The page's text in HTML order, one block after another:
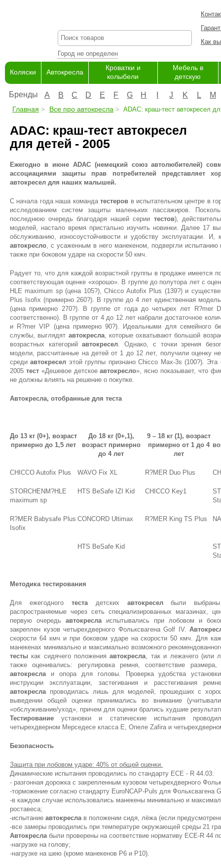
Город не определен
Как
Коляски Автокресла
Кроватки и
колыбели
Мебель в
детскую
Бренды A B C D E F G H J K L M
Главная Все про автокресла ADAC: краш-тест автокресел
ADAC: краш-тест автокресел
для детей - 2005
Ежегодно в июне ADAC (немецкий союз автолюбителей)
ассоциациями защиты прав потребителей представляет
автокресел для наших малышей.
С начала года наша командатестеров в испытательном центре в
исследованием систем защиты маленьких пассажиров.
последнюю очередь благодаря нашей серии тестов),
моделей, настало время пристально изучить новинки. Далее 17
обслуживанию, износоустойчивости и удобству эксплуатации. И,
автокресло, с усаженным в него манекеном, подвергли
также при боковом ударе на скорости 50 кмч.
Радует то, что для каждой возрастной группы в продаже имеется
соответствующая оценке «хорошо». В группе до полутора лет с
HLE maximum sp (цена 105?), Chicco Autofix Plus (139?) и
Plus Isofix (примерно 260?). В группе до 4 лет единственная
(цена примерно 270?). В группе от года до четырех лет R?mer
соответственно). В группе от 4 до 12 лет набрали достаточное
и R?mer VIP (цена примерно 90?). Идеальными для семейного
службы, выглядят автокресла, которые охватывают большой
возрастных категорийавтокресел. Однако, с точки зрения
модели, рассчитанные на детей от 1 до 12 лет, получили оценку
средиавтокресел этой группы признано Chicco Max-3s (100?).
2005 тест«Дешевое детскоеавтокресло», ясно показывает, что
не должны влиять на решение о покупке.
Автокресла, отобранные для теста
До 13 кг (0+), возраст
примерно до 1,5 лет
До 18 кг (0+,1),
возраст примерно
до 4 лет
9 – 18 кг (1), возраст
примерно от 1 до 4
лет
CHICCO Autofix Plus WAVO Fix XL R?MER Duo Plus
STORCHENM?HLE
maximum sp
HTS BeSafe IZI Kid CHICCO Key1
R?MER Babysafe Plus
Isofix
CONCORD Ultimax R?MER King TS Plus
HTS BeSafe Kid
Методика тестирования
Для ежегодного теста детских автокреселбыли выбраны
распространяемые через сеть специализированных магазинах,
первую очередь автокреслаиспытывались при лобовом и
закреплен кузов четырехдверного Фольксвагена Golf IV.
скорости 64 кмч и при боковом ударе на скорости 50 кмч. Для
манекенах минимально и максимально возможного
тесты как сидячего положенияавтокресла, так и лежачего (или
также оценивались: регулировка ремня, соответствие
автокреслаи опора для головы. Проверка удобства
инструкции эксплуатации, застегивания и расстегивания
автокреслапроводилась лишь для моделей, прошедших с
выведении общей оценки принимались во внимание
«обслуживание/уход», причем для оценки брались худшие
Тестирование установки и статические испытания
четырехдверном Мерседесе класса Е, Опеле Zafira и
Безопасность
Защита при лобовом ударе: 40% от общей оценки.
Динамические испытания проводились по стандарту ECE - R 44.03:
- разгонная дорожка с закрепленным кузовом четырехдверного
-торможение согласно стандарту EuroNCAP-Puls для Фольксвагена
-в каждом случае использовались манекены минимально и
роставеса;
-испытание автокресла в положении сидя, лёжа (если
-все замеры проводились при температуре окружающей среды 21
Автокреслабыли проверены на соответствие нормативу ECE-R 44
-нагрузке на голову;
-нагрузке на шею (кроме манекенов P6 и P10).